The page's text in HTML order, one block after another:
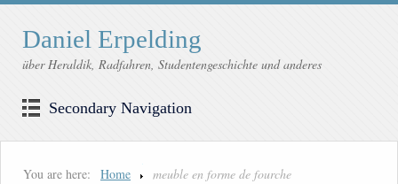
Daniel Erpelding
über Heraldik, Radfahren, Studentengeschichte und anderes
Secondary Navigation
You are here: Home meuble en forme de fourche